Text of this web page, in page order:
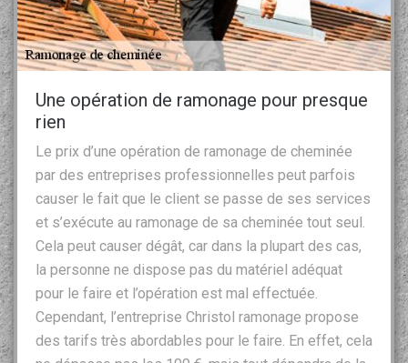
Une opération de ramonage pour presque
rien
Le prix d’une opération de ramonage de cheminée
par des entreprises professionnelles peut parfois
causer le fait que le client se passe de ses services
et s’exécute au ramonage de sa cheminée tout seul.
Cela peut causer dégât, car dans la plupart des cas,
la personne ne dispose pas du matériel adéquat
pour le faire et l’opération est mal effectuée.
Cependant, l’entreprise Christol ramonage propose
des tarifs très abordables pour le faire. En effet, cela